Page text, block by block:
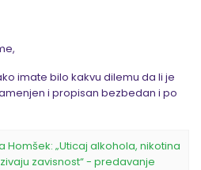
imate bilo kakvu dilemu da li je
i propisan bezbedan i po
Homšek: „Uticaj alkohola, nikotina
zavisnost“ - predavanje